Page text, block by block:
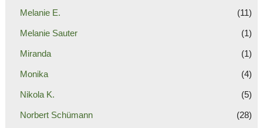
Melanie E. (11)
Melanie Sauter (1)
Miranda (1)
Monika (4)
Nikola K. (5)
Norbert Schümann (28)